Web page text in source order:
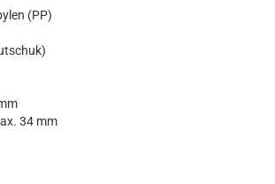
(PP)
34 mm